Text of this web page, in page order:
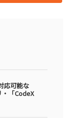
応可能な
「CodeX